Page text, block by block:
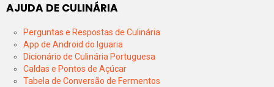
AJUDA DE CULINÁRIA
Perguntas e Respostas de Culinária
App de Android do Iguaria
Dicionário de Culinária Portuguesa
Caldas e Pontos de Açúcar
Tabela de Conversão de Fermentos